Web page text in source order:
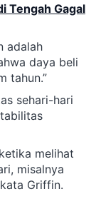
Tengah Gagal
adalah
daya beli
tahun.”
sehari-hari
melihat
misalnya
Griffin.